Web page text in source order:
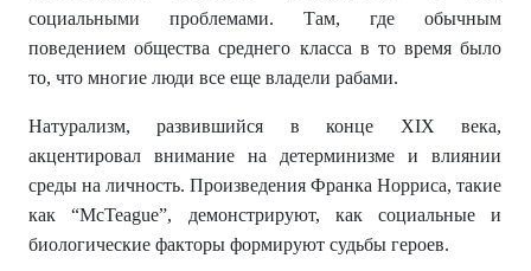
социальными проблемами. Там, где обычным
поведением общества среднего класса в то время было
то, что многие люди все еще владели рабами.
Натурализм, развившийся в конце XIX века,
акцентировал внимание на детерминизме и влиянии
среды на личность. Произведения Франка Норриса, такие
как “McTeague”, демонстрируют, как социальные и
биологические факторы формируют судьбы героев.